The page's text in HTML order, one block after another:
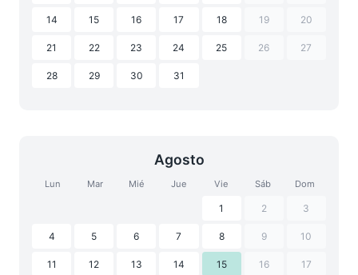
14 15 16 17 18 19 20
21 22 23 24 25 26 27
28 29 30 31
Agosto
Lun Mar Mié Jue Vie Sáb Dom
1 2 3
4 5 6 7 8 9 10
11 12 13 14 15 16 17